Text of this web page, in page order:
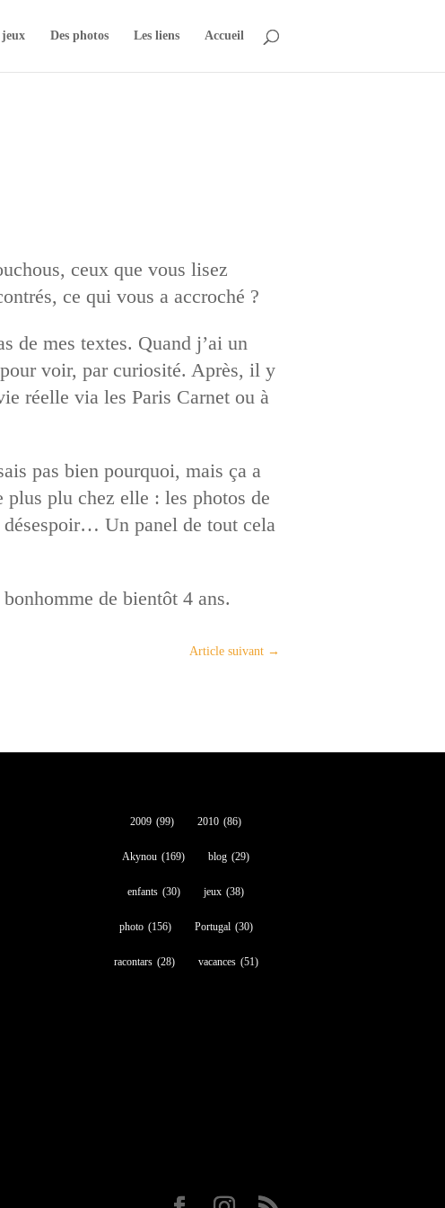
jeux Des photos Les liens Accueil
ceux que vous lisez
ce qui vous a accroché ?
de mes textes. Quand j’ai un
voir, par curiosité. Après, il y
réelle via les Paris Carnet ou à
pas bien pourquoi, mais ça a
plu chez elle : les photos de
Un panel de tout cela
de bientôt 4 ans.
Article suivant→
2009 (99) 2010 (86)
Akynou (169) blog (29)
enfants (30) jeux (38)
photo (156) Portugal (30)
racontars (28) vacances (51)